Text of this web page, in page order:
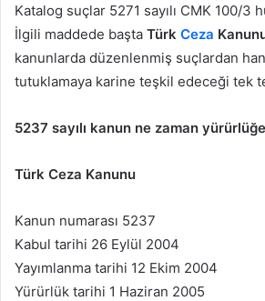
Katalog suçlar 5271 sayılı CMK 100/3
İlgili maddede başta Türk Ceza
kanunlarda düzenlenmiş suçlardan
tutuklamaya karine teşkil edeceği tek
5237 sayılı kanun ne zaman
Türk Ceza Kanunu
Kanun numarası 5237
Kabul tarihi 26 Eylül 2004
Yayımlanma tarihi 12 Ekim 2004
Yürürlük tarihi 1 Haziran 2005